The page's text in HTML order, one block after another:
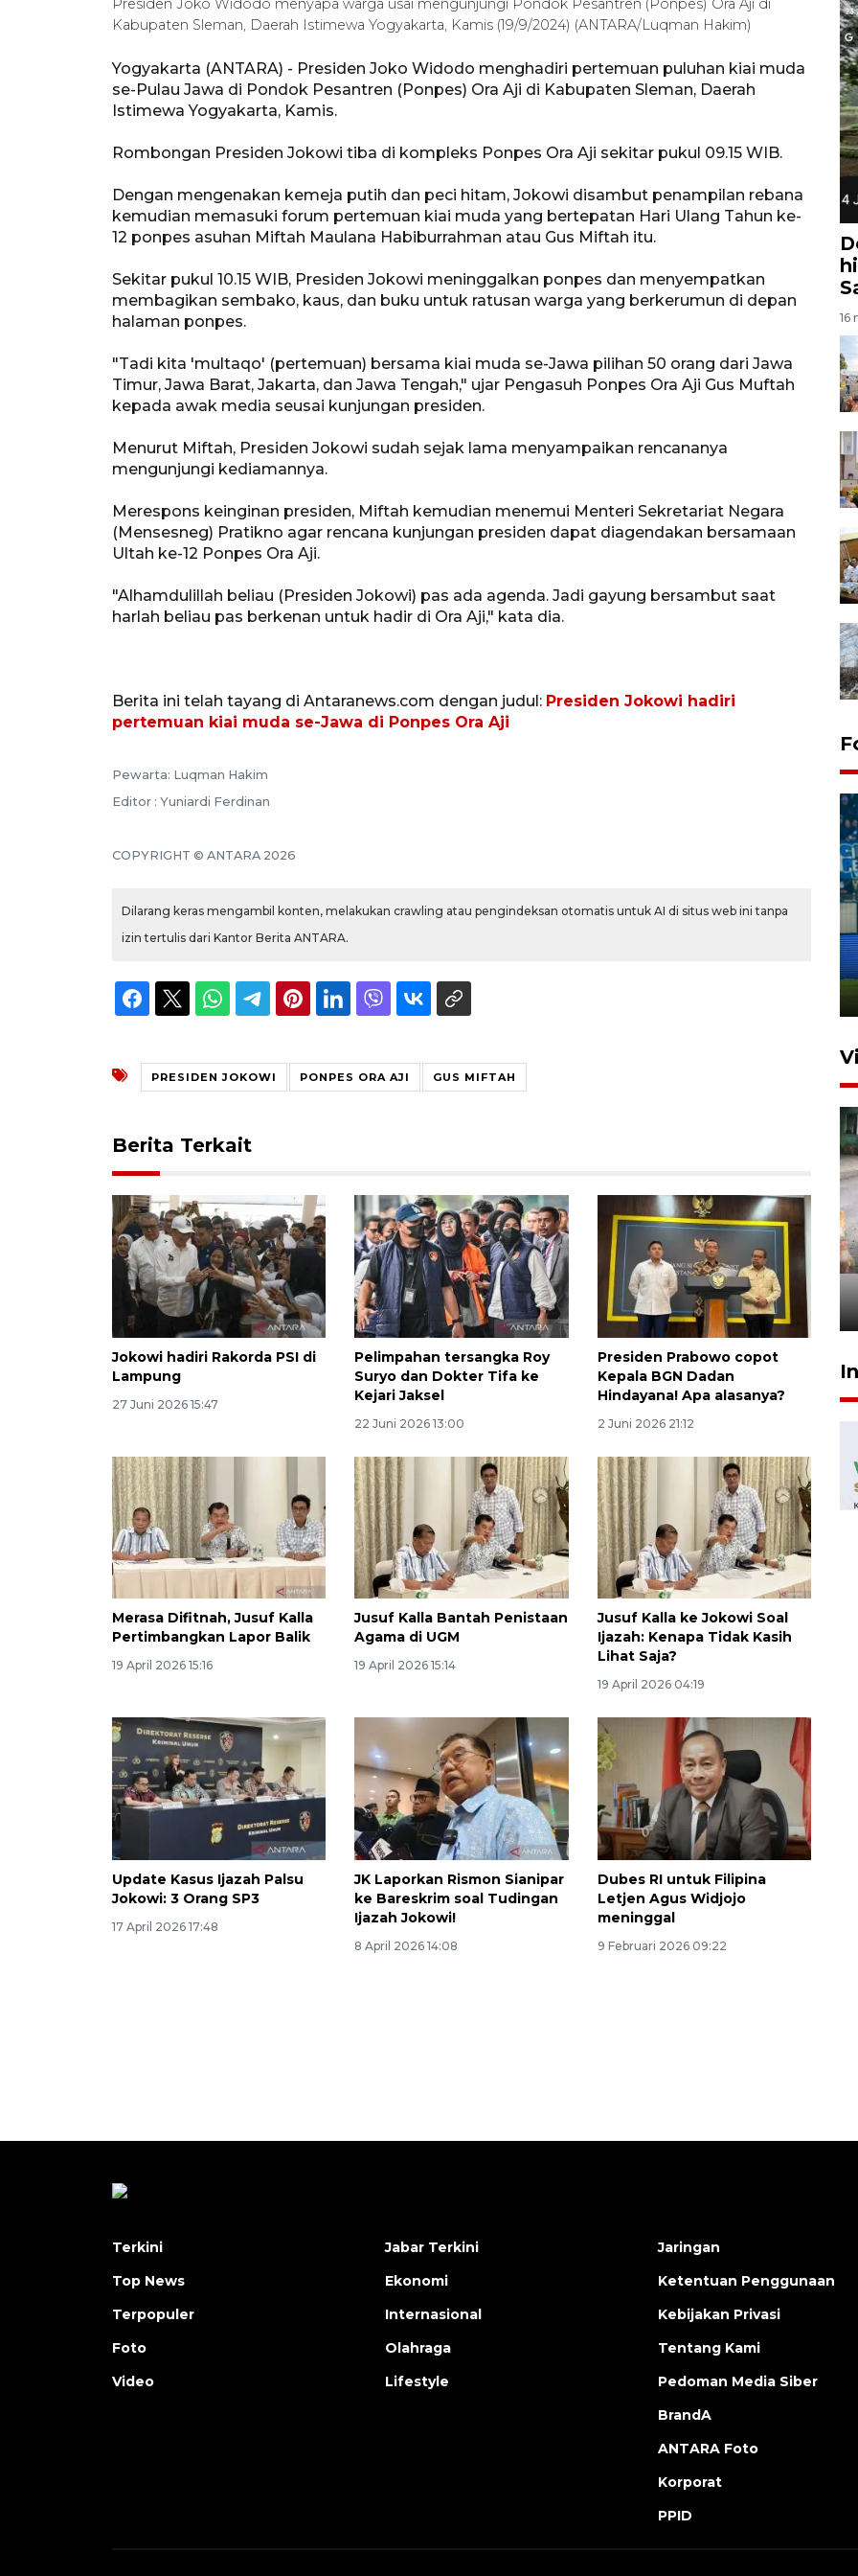
Presiden Joko Widodo menyapa warga usai mengunjungi Pondok Pesantren (Ponpes) Ora Aji di
Kabupaten Sleman, Daerah Istimewa Yogyakarta, Kamis (19/9/2024) (ANTARA/Luqman Hakim)
Yogyakarta (ANTARA) - Presiden Joko Widodo menghadiri pertemuan puluhan kiai muda
se-Pulau Jawa di Pondok Pesantren (Ponpes) Ora Aji di Kabupaten Sleman, Daerah
Istimewa Yogyakarta, Kamis.
Rombongan Presiden Jokowi tiba di kompleks Ponpes Ora Aji sekitar pukul 09.15 WIB.
Dengan mengenakan kemeja putih dan peci hitam, Jokowi disambut penampilan rebana
kemudian memasuki forum pertemuan kiai muda yang bertepatan Hari Ulang Tahun ke-
12 ponpes asuhan Miftah Maulana Habiburrahman atau Gus Miftah itu.
Sekitar pukul 10.15 WIB, Presiden Jokowi meninggalkan ponpes dan menyempatkan
membagikan sembako, kaus, dan buku untuk ratusan warga yang berkerumun di depan
halaman ponpes.
"Tadi kita 'multaqo' (pertemuan) bersama kiai muda se-Jawa pilihan 50 orang dari Jawa
Timur, Jawa Barat, Jakarta, dan Jawa Tengah," ujar Pengasuh Ponpes Ora Aji Gus Muftah
kepada awak media seusai kunjungan presiden.
Menurut Miftah, Presiden Jokowi sudah sejak lama menyampaikan rencananya
mengunjungi kediamannya.
Merespons keinginan presiden, Miftah kemudian menemui Menteri Sekretariat Negara
(Mensesneg) Pratikno agar rencana kunjungan presiden dapat diagendakan bersamaan
Ultah ke-12 Ponpes Ora Aji.
"Alhamdulillah beliau (Presiden Jokowi) pas ada agenda. Jadi gayung bersambut saat
harlah beliau pas berkenan untuk hadir di Ora Aji," kata dia.
Berita ini telah tayang di Antaranews.com dengan judul: Presiden Jokowi hadiri
pertemuan kiai muda se-Jawa di Ponpes Ora Aji
Pewarta: Luqman Hakim
Editor : Yuniardi Ferdinan
COPYRIGHT © ANTARA 2026
Dilarang keras mengambil konten, melakukan crawling atau pengindeksan otomatis untuk AI di situs web ini tanpa
izin tertulis dari Kantor Berita ANTARA.
PRESIDEN JOKOWI PONPES ORA AJI GUS MIFTAH
Berita Terkait
Jokowi hadiri Rakorda PSI di
Lampung
27 Juni 2026 15:47
Pelimpahan tersangka Roy
Suryo dan Dokter Tifa ke
Kejari Jaksel
22 Juni 2026 13:00
Presiden Prabowo copot
Kepala BGN Dadan
Hindayana! Apa alasanya?
2 Juni 2026 21:12
Merasa Difitnah, Jusuf Kalla
Pertimbangkan Lapor Balik
19 April 2026 15:16
Jusuf Kalla Bantah Penistaan
Agama di UGM
19 April 2026 15:14
Jusuf Kalla ke Jokowi Soal
Ijazah: Kenapa Tidak Kasih
Lihat Saja?
19 April 2026 04:19
Update Kasus Ijazah Palsu
Jokowi: 3 Orang SP3
17 April 2026 17:48
JK Laporkan Rismon Sianipar
ke Bareskrim soal Tudingan
Ijazah Jokowi!
8 April 2026 14:08
Dubes RI untuk Filipina
Letjen Agus Widjojo
meninggal
9 Februari 2026 09:22
16
Penutupan latihan bela negara
Pigai: Penangkapan begal
tetap kewenangan aparat
penegak hukum
29 Juli 2026 00:31
Terkini
Top News
Terpopuler
Foto
Video
Jabar Terkini
Ekonomi
Internasional
Olahraga
Lifestyle
Jaringan
Ketentuan Penggunaan
Kebijakan Privasi
Tentang Kami
Pedoman Media Siber
BrandA
ANTARA Foto
Korporat
PPID